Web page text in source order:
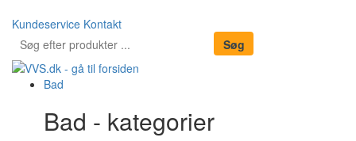
Kundeservice Kontakt
Bad
Bad - kategorier